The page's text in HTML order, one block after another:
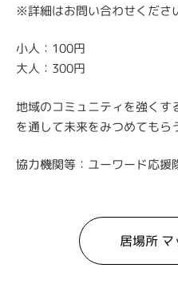
※詳細はお問い合わせくださ
小人：100円
大人：300円
地域のコミュニティを強く
を通して未来をみつめてもら
協力機関等：ユーワード応援
居場所 マ